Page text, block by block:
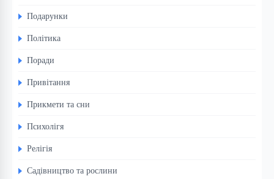
Подарунки
Політика
Поради
Привітання
Прикмети та сни
Психолігя
Релігія
Садівництво та рослини